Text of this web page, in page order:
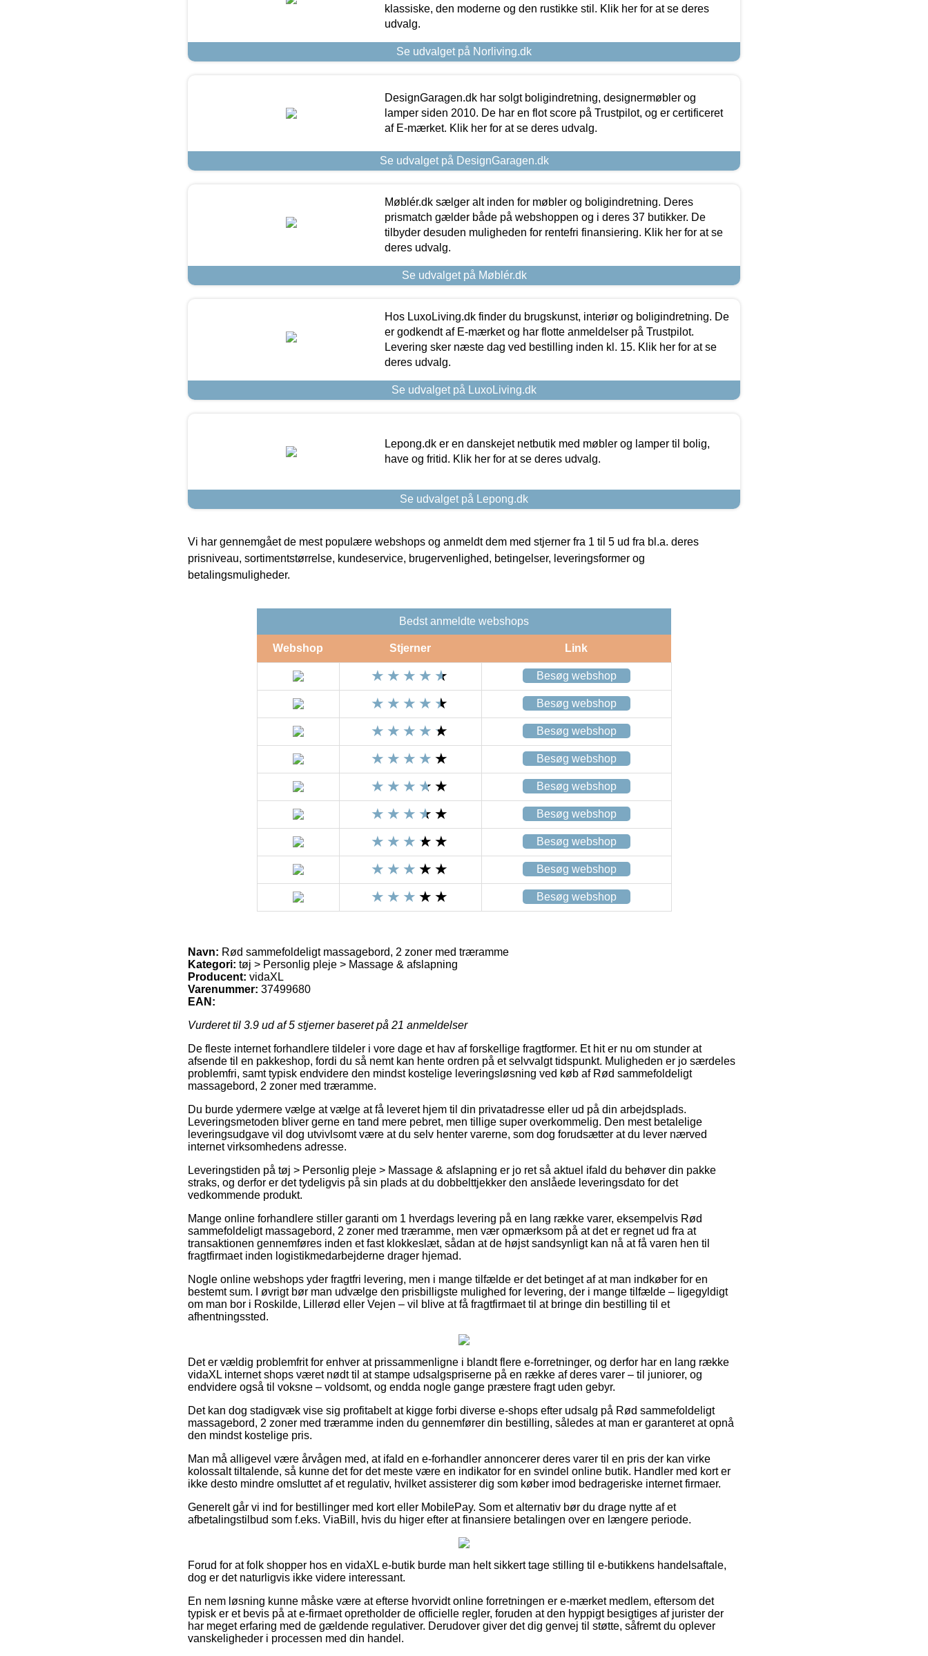
klassiske, den moderne og den rustikke stil. Klik her for at se deres
udvalg.
Se udvalget på Norliving.dk
DesignGaragen.dk har solgt boligindretning, designermøbler og
lamper siden 2010. De har en flot score på Trustpilot, og er certificeret
af E-mærket. Klik her for at se deres udvalg.
Se udvalget på DesignGaragen.dk
Møblér.dk sælger alt inden for møbler og boligindretning. Deres
prismatch gælder både på webshoppen og i deres 37 butikker. De
tilbyder desuden muligheden for rentefri finansiering. Klik her for at se
deres udvalg.
Se udvalget på Møblér.dk
Hos LuxoLiving.dk finder du brugskunst, interiør og boligindretning. De
er godkendt af E-mærket og har flotte anmeldelser på Trustpilot.
Levering sker næste dag ved bestilling inden kl. 15. Klik her for at se
deres udvalg.
Se udvalget på LuxoLiving.dk
Lepong.dk er en danskejet netbutik med møbler og lamper til bolig,
have og fritid. Klik her for at se deres udvalg.
Se udvalget på Lepong.dk
Vi har gennemgået de mest populære webshops og anmeldt dem med stjerner fra 1 til 5 ud fra bl.a. deres
prisniveau, sortimentstørrelse, kundeservice, brugervenlighed, betingelser, leveringsformer og
betalingsmuligheder.
Bedst anmeldte webshops
Webshop Stjerner Link
Besøg webshop
Besøg webshop
Besøg webshop
Besøg webshop
Besøg webshop
Besøg webshop
Besøg webshop
Besøg webshop
Besøg webshop
Navn: Rød sammefoldeligt massagebord, 2 zoner med træramme
Kategori: tøj > Personlig pleje > Massage & afslapning
Producent: vidaXL
Varenummer: 37499680
EAN:
Vurderet til 3.9 ud af 5 stjerner baseret på 21 anmeldelser
De fleste internet forhandlere tildeler i vore dage et hav af forskellige fragtformer. Et hit er nu om stunder at
afsende til en pakkeshop, fordi du så nemt kan hente ordren på et selvvalgt tidspunkt. Muligheden er jo særdeles
problemfri, samt typisk endvidere den mindst kostelige leveringsløsning ved køb af Rød sammefoldeligt
massagebord, 2 zoner med træramme.
Du burde ydermere vælge at vælge at få leveret hjem til din privatadresse eller ud på din arbejdsplads.
Leveringsmetoden bliver gerne en tand mere pebret, men tillige super overkommelig. Den mest betalelige
leveringsudgave vil dog utvivlsomt være at du selv henter varerne, som dog forudsætter at du lever nærved
internet virksomhedens adresse.
Leveringstiden på tøj > Personlig pleje > Massage & afslapning er jo ret så aktuel ifald du behøver din pakke
straks, og derfor er det tydeligvis på sin plads at du dobbelttjekker den anslåede leveringsdato for det
vedkommende produkt.
Mange online forhandlere stiller garanti om 1 hverdags levering på en lang række varer, eksempelvis Rød
sammefoldeligt massagebord, 2 zoner med træramme, men vær opmærksom på at det er regnet ud fra at
transaktionen gennemføres inden et fast klokkeslæt, sådan at de højst sandsynligt kan nå at få varen hen til
fragtfirmaet inden logistikmedarbejderne drager hjemad.
Nogle online webshops yder fragtfri levering, men i mange tilfælde er det betinget af at man indkøber for en
bestemt sum. I øvrigt bør man udvælge den prisbilligste mulighed for levering, der i mange tilfælde – ligegyldigt
om man bor i Roskilde, Lillerød eller Vejen – vil blive at få fragtfirmaet til at bringe din bestilling til et
afhentningssted.
Det er vældig problemfrit for enhver at prissammenligne i blandt flere e-forretninger, og derfor har en lang række
vidaXL internet shops været nødt til at stampe udsalgspriserne på en række af deres varer – til juniorer, og
endvidere også til voksne – voldsomt, og endda nogle gange præstere fragt uden gebyr.
Det kan dog stadigvæk vise sig profitabelt at kigge forbi diverse e-shops efter udsalg på Rød sammefoldeligt
massagebord, 2 zoner med træramme inden du gennemfører din bestilling, således at man er garanteret at opnå
den mindst kostelige pris.
Man må alligevel være årvågen med, at ifald en e-forhandler annoncerer deres varer til en pris der kan virke
kolossalt tiltalende, så kunne det for det meste være en indikator for en svindel online butik. Handler med kort er
ikke desto mindre omsluttet af et regulativ, hvilket assisterer dig som køber imod bedrageriske internet firmaer.
Generelt går vi ind for bestillinger med kort eller MobilePay. Som et alternativ bør du drage nytte af et
afbetalingstilbud som f.eks. ViaBill, hvis du higer efter at finansiere betalingen over en længere periode.
Forud for at folk shopper hos en vidaXL e-butik burde man helt sikkert tage stilling til e-butikkens handelsaftale,
dog er det naturligvis ikke videre interessant.
En nem løsning kunne måske være at efterse hvorvidt online forretningen er e-mærket medlem, eftersom det
typisk er et bevis på at e-firmaet opretholder de officielle regler, foruden at den hyppigt besigtiges af jurister der
har meget erfaring med de gældende regulativer. Derudover giver det dig genvej til støtte, såfremt du oplever
vanskeligheder i processen med din handel.